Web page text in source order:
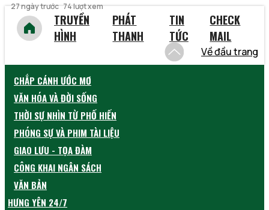
27 ngày trước 74 lượt xem
TRUYỀN
HÌNH
PHÁT
THANH
TIN
TỨC
CHECK
MAIL
Về đầu trang
CHẮP CÁNH ƯỚC MƠ
VĂN HÓA VÀ ĐỜI SỐNG
THỜI SỰ NHÌN TỪ PHỐ HIẾN
PHÓNG SỰ VÀ PHIM TÀI LIỆU
GIAO LƯU - TỌA ĐÀM
CÔNG KHAI NGÂN SÁCH
VĂN BẢN
HƯNG YÊN 24/7